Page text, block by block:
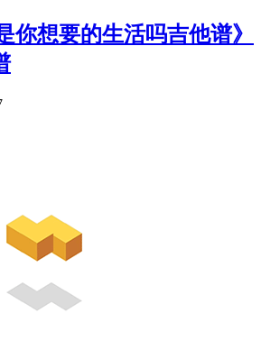
你想要的生活吗吉他谱》